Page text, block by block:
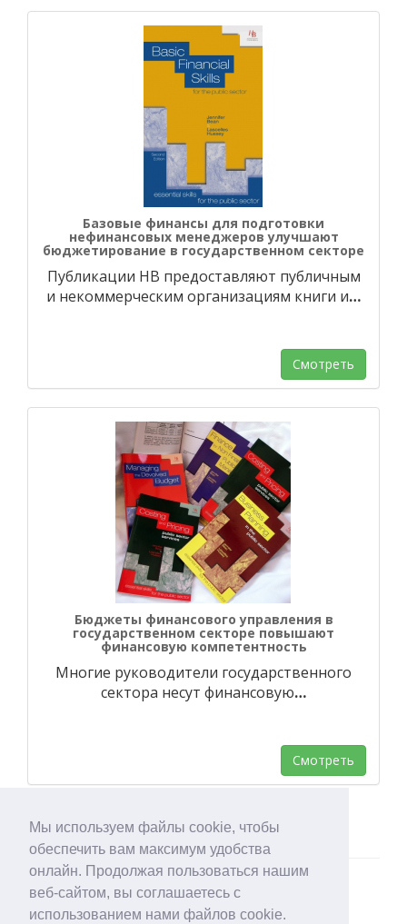
Мы используем файлы cookie, чтобы
обеспечить вам максимум удобства
онлайн. Продолжая пользоваться нашим
веб-сайтом, вы соглашаетесь с
использованием нами файлов cookie.
Базовые финансы для подготовки
нефинансовых менеджеров улучшают
бюджетирование в государственном секторе
Публикации HB предоставляют публичным
и некоммерческим организациям книги и…
Смотреть
Бюджеты финансового управления в
государственном секторе повышают
финансовую компетентность
Многие руководители государственного
сектора несут финансовую…
Смотреть